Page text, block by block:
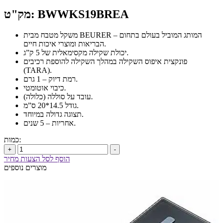
מק"ט: BWWKS19BREA
משקל מטבח מבית BEURER – המותג המוביל בעולם בתחום
הבריאות ומוצרי איכות חיים.
יכולת שקילה מקסימאלית של 5 ק”ג.
פונקצית איפוס השקילה במהלך השקילה להוספת רכיבים
(TARA).
רמת דיוק – 1 גרם.
כיבוי אוטומטי.
עובד על סוללה (כלולה).
גודל 14.5*20 ס”מ.
תצוגה גדולה במיוחד.
אחריות – 5 שנים.
כמות:
+ -
הוסף לסל הצעות מחיר
מוצרים נוספים